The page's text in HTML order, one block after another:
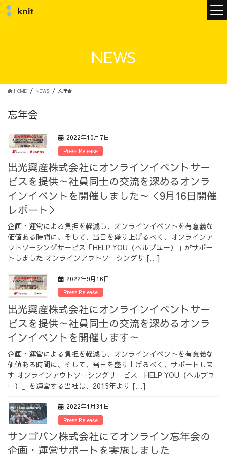
メンバー 会社概要
サービス
採用情報
チームインタビュー02 チームインタビュー03
お問い合わせ
NEWS
HOME NEWS 忘年会
忘年会
2022年10月7日
Press Release
出光興産株式会社にオンラインイベントサー
ビスを提供～社員同士の交流を深めるオンラ
インイベントを開催しました～＜9月16日開催
レポート＞
企画・運営による負担を軽減し、オンラインイベントを有意義な
価値ある時間に、そして、当日を盛り上げるべく、オンラインア
ウトソーシングサービス「HELP YOU（ヘルプユー）」がサポー
トしました オンラインアウトソーシングサ […]
2022年9月16日
Press Release
出光興産株式会社にオンラインイベントサー
ビスを提供～社員同士の交流を深めるオンラ
インイベントを開催します～
企画・運営による負担を軽減し、オンラインイベントを有意義な
価値ある時間に、そして、当日を盛り上げるべく、サポートしま
す オンラインアウトソーシングサービス「HELP YOU（ヘルプユ
ー）」を運営する当社は、2015年より […]
2022年1月31日
Press Release
サンゴバン株式会社にてオンライン忘年会の
企画・運営サポートを実施しました